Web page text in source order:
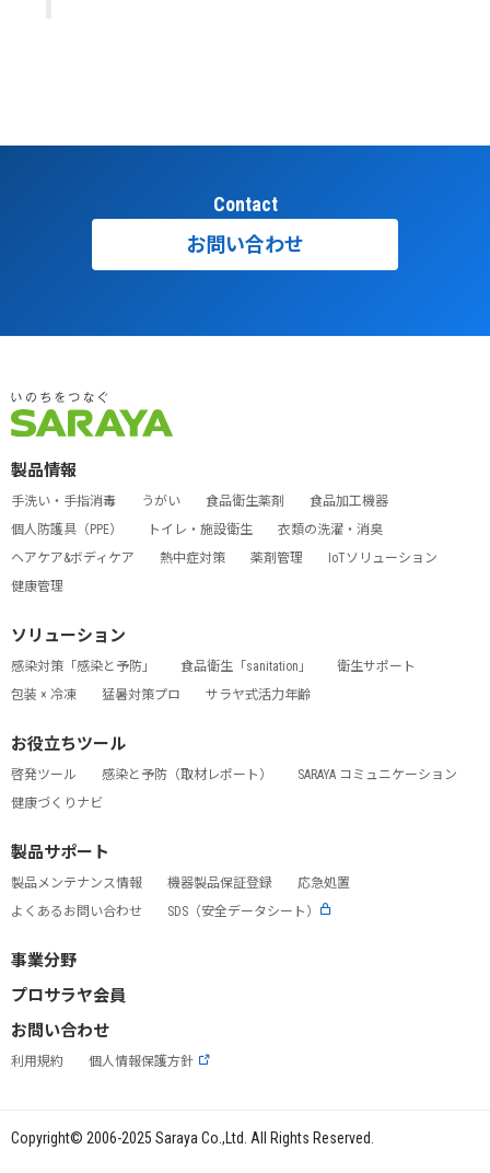
Contact
お問い合わせ
製品情報
手洗い・手指消毒 うがい 食品衛生薬剤
食品加工機器
個人防護具（PPE）
トイレ・施設衛生
衣類の洗濯・消臭
ヘアケア&ボディケア
熱中症対策 薬剤管理
IoTソリューション
健康管理
ソリューション
感染対策「感染と予防」 食品衛生「sanitation」
衛生サポート
包装 × 冷凍
猛暑対策プロ サラヤ式活力年齢
お役立ちツール
啓発ツール 感染と予防（取材レポート）
SARAYA コミュニケーション
健康づくりナビ
製品サポート
製品メンテナンス情報 機器製品保証登録
応急処置
よくあるお問い合わせ
SDS（安全データシート）
事業分野
プロサラヤ会員
お問い合わせ
利用規約 個人情報保護方針
Copyright© 2006-2025 Saraya Co.,Ltd. All Rights Reserved.